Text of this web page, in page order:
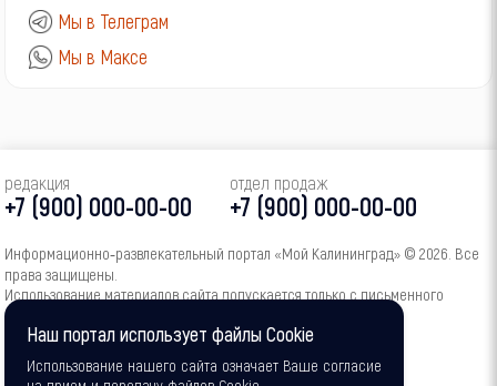
Мы в Телеграм
Мы в Максе
редакция
+7 (900) 000-00-00
отдел продаж
+7 (900) 000-00-00
Информационно‑развлекательный портал «Мой Калининград» © 2026. Все
права защищены.
Использование материалов сайта допускается только с письменного
согласия администрации портала.
16+
Наш портал использует файлы Cookie
Использование нашего сайта означает Ваше согласие